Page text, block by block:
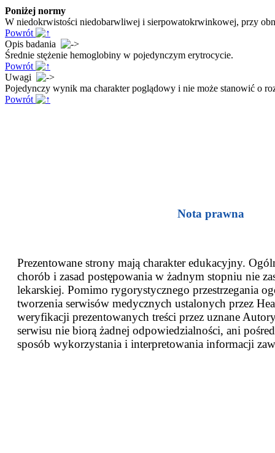
Poniżej normy
W niedokrwistości niedobarwliwej i sierpowatokrwinkowej, przy
Powrót
Opis badania
Średnie stężenie hemoglobiny w pojedynczym erytrocycie.
Powrót
Uwagi
Pojedynczy wynik ma charakter poglądowy i nie może stanowić o
Powrót
Nota prawna
Prezentowane strony mają charakter edukacyjny.
chorób i zasad postępowania w żadnym stopniu nie
lekarskiej. Pomimo rygorystycznego przestrzegania
tworzenia serwisów medycznych ustalonych przez
weryfikacji prezentowanych treści przez uznane
serwisu nie biorą żadnej odpowiedzialności, ani
sposób wykorzystania i interpretowania informacji